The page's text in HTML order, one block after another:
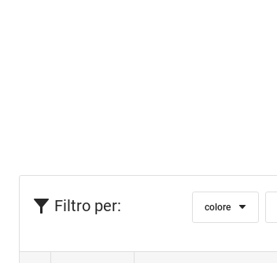
Filtro per: colore